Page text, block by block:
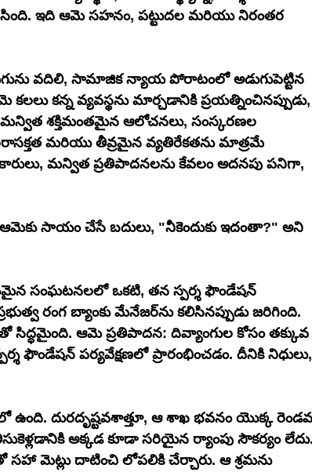
ఇది ఆమె సహనం, పట్టుదల మరియు నిరంతర
వదిలి, సామాజిక న్యాయ పోరాటంలో అడుగుపెట్టిన
కన్న వ్యవస్థను మార్చడానికి ప్రయత్నించినప్పుడు,
శక్తిమంతమైన ఆలోచనలు, సంస్కరణల
మరియు తీవ్రమైన వ్యతిరేకతను మాత్రమే
మన్విత ప్రతిపాదనలను కేవలం అదనపు పనిగా,
సాయం చేసే బదులు, "నీకెందుకు ఇదంతా?" అని
సంఘటనలలో ఒకటి, తన స్పర్శ ఫౌండేషన్
మేనేజర్‌ను కలిసినప్పుడు జరిగింది.
ఆమె ప్రతిపాదన: దివ్యాంగుల కోసం తక్కువ
ఫౌండేషన్ పర్యవేక్షణలో ప్రారంభించడం. దీనికి నిధులు,
దురదృష్టవశాత్తూ, ఆ శాఖ భవనం యొక్క రెండవ